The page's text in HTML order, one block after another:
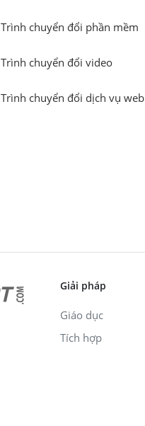
Trình chuyển đổi phần mềm
Trình chuyển đổi video
Trình chuyển đổi dịch vụ web
Giải pháp
Giáo dục
Tích hợp